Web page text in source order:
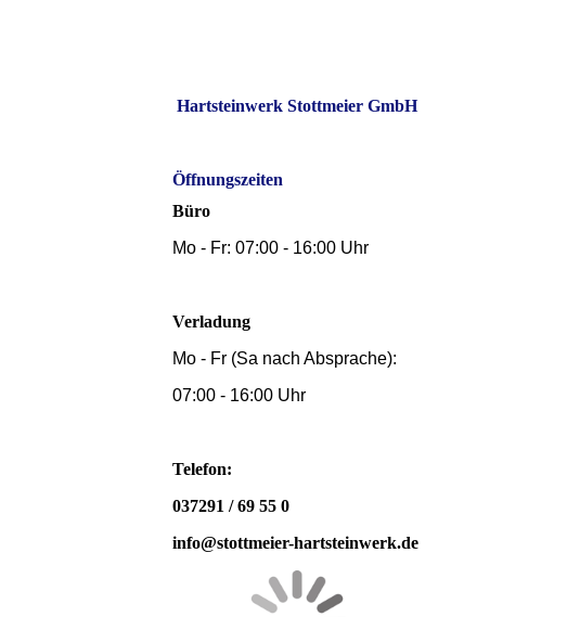
Hartsteinwerk Stottmeier GmbH
Öffnungszeiten
Büro
Mo - Fr: 07:00 - 16:00 Uhr
Verladung
Mo - Fr (Sa nach Absprache):
07:00 - 16:00 Uhr
Telefon:
037291 / 69 55 0
info@stottmeier-hartsteinwerk.de